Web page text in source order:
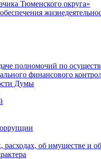
Тюменского округа»
полномочий по
финансового
Думы
расходах, об имуществе и